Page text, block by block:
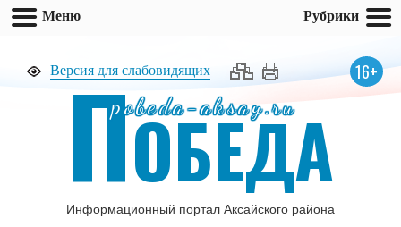
Версия для слабовидящих 16+
pobeda-aksay.ru
ПОБЕДА
Информационный портал Аксайского района
Меню Рубрики